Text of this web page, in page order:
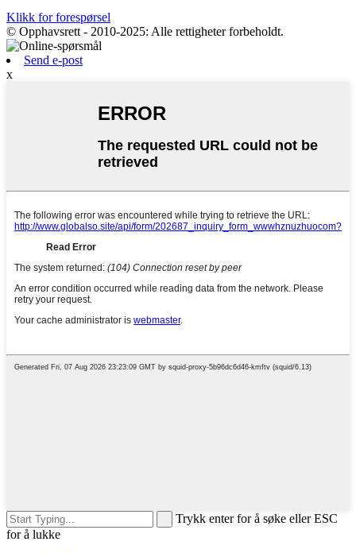
Klikk for forespørsel
© Opphavsrett - 2010-2025: Alle rettigheter forbeholdt.
Send e-post
x
Trykk enter for å søke eller ESC
for å lukke